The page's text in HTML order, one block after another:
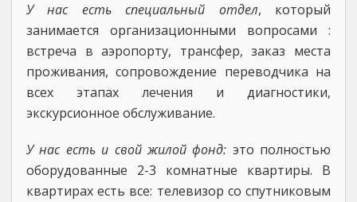
У нас есть специальный отдел, который
занимается организационными вопросами :
встреча в аэропорту, трансфер, заказ места
проживания, сопровождение переводчика на
всех этапах лечения и диагностики,
экскурсионное обслуживание.
У нас есть и свой жилой фонд: это полностью
оборудованные 2-3 комнатные квартиры. В
квартирах есть все: телевизор со спутниковым